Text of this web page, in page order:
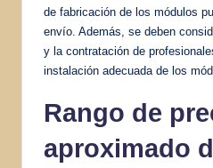
de fabricación de los módulos
envío. Además, se deben
y la contratación de
instalación adecuada de los
Rango de
aproximado